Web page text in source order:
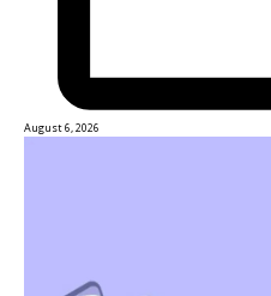
August 6, 2026